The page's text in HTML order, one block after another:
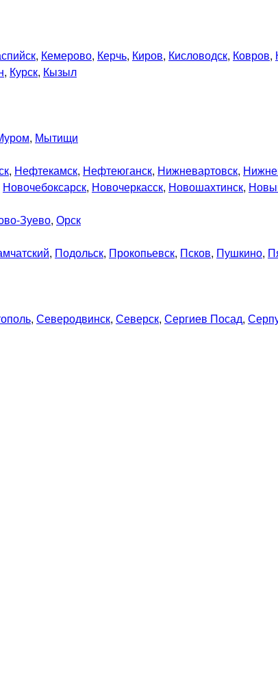
, Кемерово, Керчь, Киров, Кисловодск, Ковров,
, Курск, Кызыл
, Мытищи
, Нефтекамск, Нефтеюганск, Нижневартовск,
Новочебоксарск, Новочеркасск, Новошахтинск,
Зуево, Орск
, Подольск, Прокопьевск, Псков, Пушкино,
, Северодвинск, Северск, Сергиев Посад,